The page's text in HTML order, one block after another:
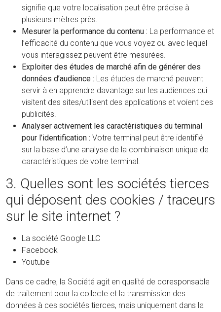
signifie que votre localisation peut être précise à
plusieurs mètres près.
Mesurer la performance du contenu : La performance et
l’efficacité du contenu que vous voyez ou avec lequel
vous interagissez peuvent être mesurées.
Exploiter des études de marché afin de générer des
données d’audience : Les études de marché peuvent
servir à en apprendre davantage sur les audiences qui
visitent des sites/utilisent des applications et voient des
publicités.
Analyser activement les caractéristiques du terminal
pour l’identification : Votre terminal peut être identifié
sur la base d’une analyse de la combinaison unique de
caractéristiques de votre terminal.
3. Quelles sont les sociétés tierces
qui déposent des cookies / traceurs
sur le site internet ?
La société Google LLC
Facebook
Youtube
Dans ce cadre, la Société agit en qualité de coresponsable
de traitement pour la collecte et la transmission des
données à ces sociétés tierces, mais uniquement dans la